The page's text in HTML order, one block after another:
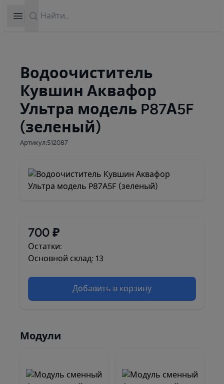
Open sidebar
Водоочиститель
Кувшин Аквафор
Ультра модель P87А5F
(зеленый)
Артикул:512087
700 ₽
Остатки:
Основной склад: 13
Добавить в корзину
Модули